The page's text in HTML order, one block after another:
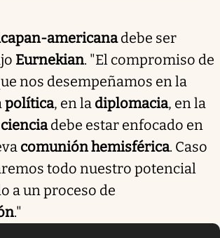
pan-americanadebe ser
Eurnekian. "El compromiso de
nos desempeñamos en la
política, en la diplomacia, en la
cienciadebe estar enfocado en
comunión hemisférica. Caso
todo nuestro potencial
a un proceso de
."